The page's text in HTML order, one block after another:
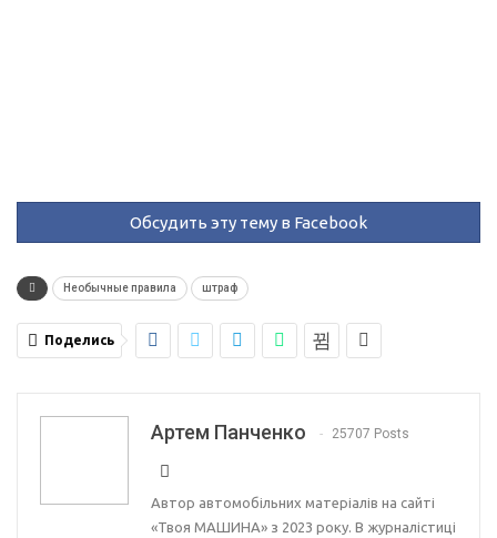
Обсудить эту тему в Facebook
Необычные правила штраф
Поделись
Артем Панченко 25707 Posts
Автор автомобільних матеріалів на сайті
«Твоя МАШИНА» з 2023 року. В журналістиці